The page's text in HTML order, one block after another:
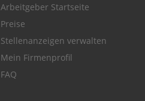
Arbeitgeber Startseite
Preise
Stellenanzeigen verwalten
Mein Firmenprofil
FAQ